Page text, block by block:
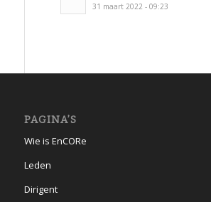
31 maart 2022 - 09:23
PAGINA’S
Wie is EnCORe
Leden
Dirigent